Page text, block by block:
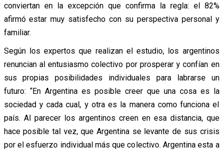
conviertan en la excepción que confirma la regla: el 82%
afirmó estar muy satisfecho con su perspectiva personal y
familiar.
Según los expertos que realizan el estudio, los argentinos
renuncian al entusiasmo colectivo por prosperar y confían en
sus propias posibilidades individuales para labrarse un
futuro: “En Argentina es posible creer que una cosa es la
sociedad y cada cual, y otra es la manera como funciona el
país. Al parecer los argentinos creen en esa distancia, que
hace posible tal vez, que Argentina se levante de sus crisis
por el esfuerzo individual más que colectivo. Argentina esta a